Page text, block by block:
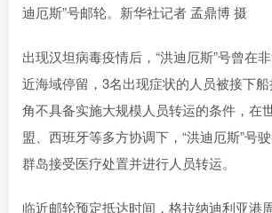
迪厄斯”号邮轮。新华社记者 孟鼎博 摄
出现汉坦病毒疫情后，“洪迪厄斯”号曾在
近海域停留，3名出现症状的人员被接下
角不具备实施大规模人员转运的条件，在
盟、西班牙等多方协调下，“洪迪厄斯”号
群岛接受医疗处置并进行人员转运。
临近邮轮预定抵达时间，格拉纳迪利亚港